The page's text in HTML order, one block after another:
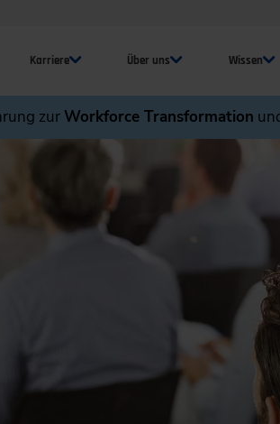
Karriere Über uns Wissen
zurWorkforce Transformation